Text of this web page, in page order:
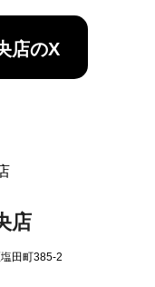
店のX
店
田町385-2